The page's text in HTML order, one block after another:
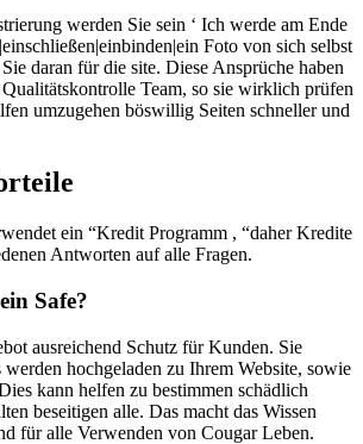
werden Sie sein ‘ Ich werde am Ende
Foto von sich selbst
daran für die site. Diese Ansprüche haben
Team, so sie wirklich prüfen
umzugehen böswillig Seiten schneller und
ein “Kredit Programm , “daher Kredite
Antworten auf alle Fragen.
Safe?
ausreichend Schutz für Kunden. Sie
hochgeladen zu Ihrem Website, sowie
kann helfen zu bestimmen schädlich
beseitigen alle. Das macht das Wissen
für alle Verwenden von Cougar Leben.